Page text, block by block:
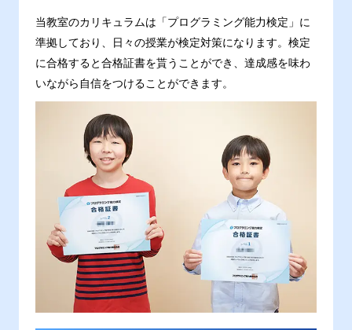
当教室のカリキュラムは「プログラミング能力検定」に
準拠しており、日々の授業が検定対策になります。検定
に合格すると合格証書を貰うことができ、達成感を味わ
いながら自信をつけることができます。